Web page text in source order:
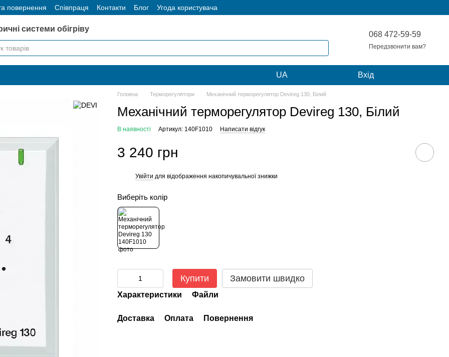
повернення Співпраця Контакти Блог Угода користувача
системи обігріву
068 472-59-59
Передзвонити вам?
UA Вхід
Головна Терморегулятори Механічний терморегулятор Devireg 130, Білий
Механічний терморегулятор Devireg 130, Білий
В наявності Артикул: 140F1010 Написати відгук
3 240 грн
Увійти для відображення накопичувальної знижки
Виберіть колір
Купити Замовити швидко
Характеристики Файли
Доставка Оплата Повернення